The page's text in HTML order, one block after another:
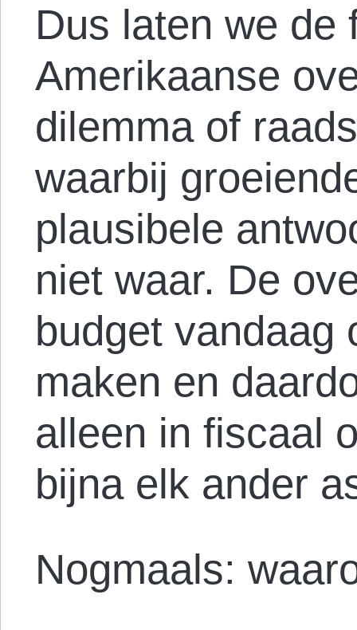
Dus laten we de
Amerikaanse
dilemma of
waarbij
plausibele
niet waar. De
budget vandaag
maken en
alleen in fiscaal
bijna elk ander
Nogmaals: